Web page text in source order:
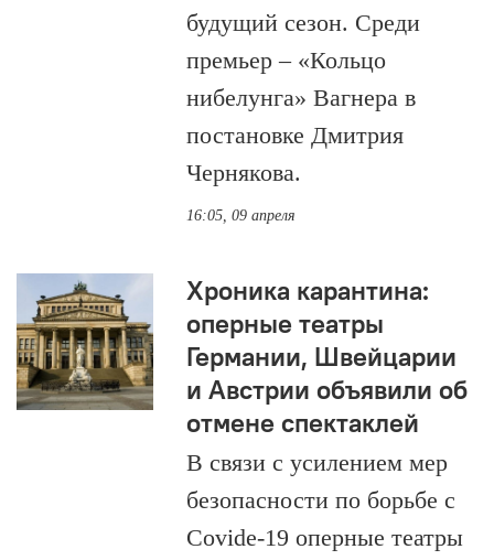
будущий сезон. Среди
премьер – «Кольцо
нибелунга» Вагнера в
постановке Дмитрия
Чернякова.
16:05, 09 апреля
Хроника карантина:
оперные театры
Германии, Швейцарии
и Австрии объявили об
отмене спектаклей
В связи с усилением мер
безопасности по борьбе с
Covide-19 оперные театры